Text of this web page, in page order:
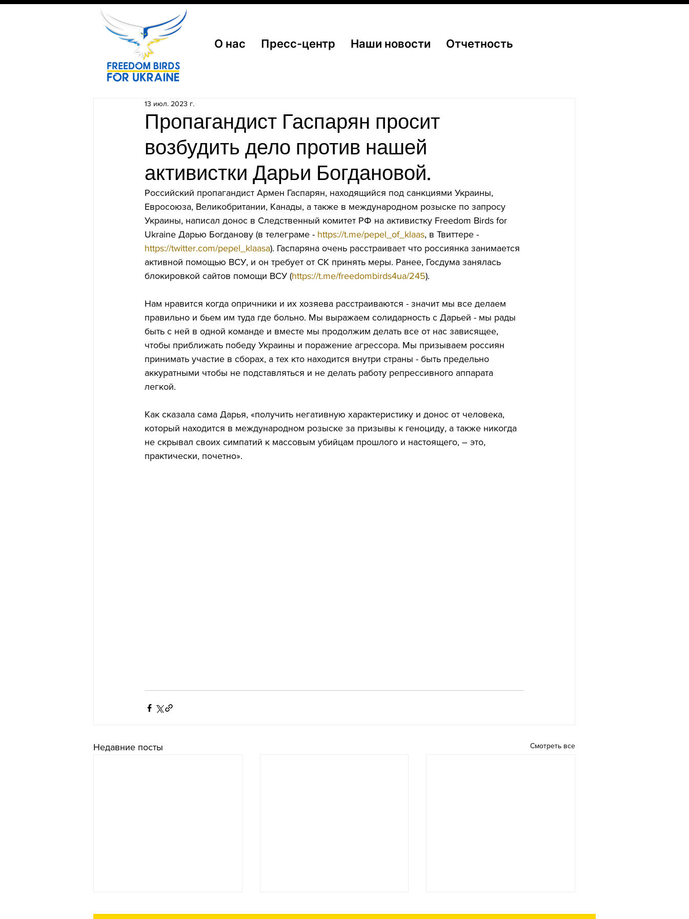
О нас Пресс-центр Наши новости Отчетность
Пропагандист Гаспарян просит
возбудить дело против нашей
активистки Дарьи Богдановой.
13 июл. 2023 г.
Российский пропагандист Армен Гаспарян, находящийся под санкциями Украины,
Евросоюза, Великобритании, Канады, а также в международном розыске по запросу
Украины, написал донос в Следственный комитет РФ на активистку Freedom Birds for
Ukraine Дарью Богданову (в телеграме - https://t.me/pepel_of_klaas, в Твиттере -
https://twitter.com/pepel_klaasa). Гаспаряна очень расстраивает что россиянка занимается
активной помощью ВСУ, и он требует от СК принять меры. Ранее, Госдума занялась
блокировкой сайтов помощи ВСУ (https://t.me/freedombirds4ua/245).
Нам нравится когда опричники и их хозяева расстраиваются - значит мы все делаем
правильно и бьем им туда где больно. Мы выражаем солидарность с Дарьей - мы рады
быть с ней в одной команде и вместе мы продолжим делать все от нас зависящее,
чтобы приближать победу Украины и поражение агрессора. Мы призываем россиян
принимать участие в сборах, а тех кто находится внутри страны - быть предельно
аккуратными чтобы не подставляться и не делать работу репрессивного аппарата
легкой.
Как сказала сама Дарья, «получить негативную характеристику и донос от человека,
который находится в международном розыске за призывы к геноциду, а также никогда
не скрывал своих симпатий к массовым убийцам прошлого и настоящего, – это,
практически, почетно».
Недавние посты Смотреть все